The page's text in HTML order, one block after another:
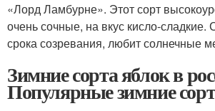
«Лорд Ламбурне». Этот сорт
очень сочные, на вкус кисло-сладкие.
срока созревания, любит солнечные
Зимние сорта яблок в
Популярные зимние